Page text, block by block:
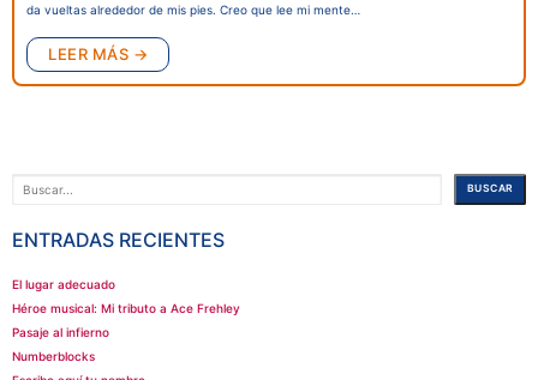
da vueltas alrededor de mis pies. Creo que lee mi mente…
LEER MÁS →
Buscar BUSCAR
ENTRADAS RECIENTES
El lugar adecuado
Héroe musical: Mi tributo a Ace Frehley
Pasaje al infierno
Numberblocks